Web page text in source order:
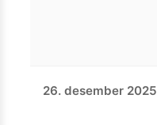
26. desember 2025